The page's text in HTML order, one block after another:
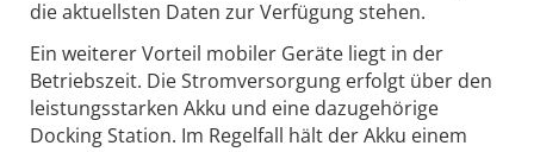
die aktuellsten Daten zur Verfügung stehen.
Ein weiterer Vorteil mobiler Geräte liegt in der
Betriebszeit. Die Stromversorgung erfolgt über den
leistungsstarken Akku und eine dazugehörige
Docking Station. Im Regelfall hält der Akku einem